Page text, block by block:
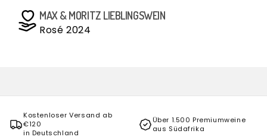
MAX & MORITZ LIEBLINGSWEIN
Rosé 2024
Kostenloser Versand ab
€120
in Deutschland
Über 1.500 Premiumweine
aus Südafrika